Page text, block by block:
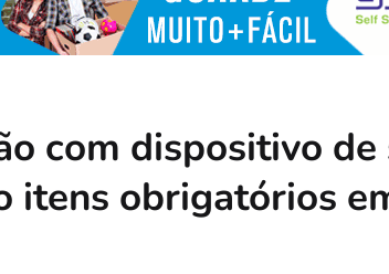
com dispositivo de
itens obrigatórios